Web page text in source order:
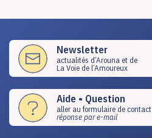
Newsletter
actualités d’Arouna et de
La Voie de l’Amoureux
Aide • Question
aller au formulaire de contact
réponse par e-mail